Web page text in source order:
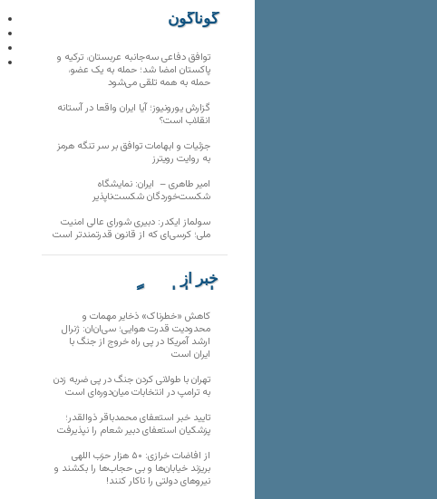
گوناگون
توافق دفاعی سه‌جانبه عربستان، ترکیه و
پاکستان امضا شد؛ حمله به یک عضو،
حمله به همه تلقی می‌شود
گزارش یورونیوز؛ آیا ایران واقعا در آستانه
انقلاب است؟
جزئیات و ابهامات توافق بر سر تنگه هرمز
به روایت رویترز
امیر طاهری – ایران: نمایشگاه
شکست‌خوردگان شکست‌ناپذیر
سولماز ایکدر: دبیری شورای عالی امنیت
ملی؛ کرسی‌ای که از قانون قدرتمندتر است
خبر از
تارنماهای دیگر
کاهش «خطرناک» ذخایر مهمات و
محدودیت قدرت هوایی؛ سی‌ان‌ان: ژنرال
ارشد آمریکا در پی راه خروج از جنگ با
ایران است
تهران با طولانی کردن جنگ در پی ضربه زدن
به ترامپ در انتخابات میان‌دوره‌ای است
تایید خبر استعفای محمدباقر ذوالقدر؛
پزشکیان استعفای دبیر شعام را نپذیرفت
از افاضات خرازی: ۵۰ هزار حزب اللهی
بریزند خیابان‌ها و بی حجاب‌ها را بکشند و
نیرو‌های دولتی را ناکار کنند!